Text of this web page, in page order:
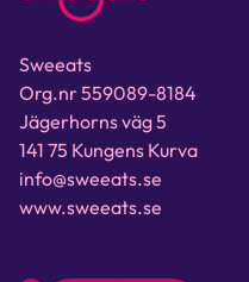
Sweeats
Org.nr 559089-8184
Jägerhorns väg 5
141 75 Kungens Kurva
info@sweeats.se
www.sweeats.se